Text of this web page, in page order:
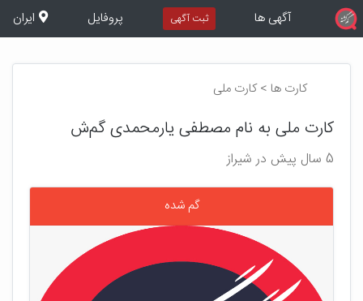
آگهی ها ثبت آگهی پروفایل ایران
کارت ها > کارت ملی
کارت ملی به نام مصطفی یارمحمدی گم‌ش
5 سال پیش در شیراز
گم شده